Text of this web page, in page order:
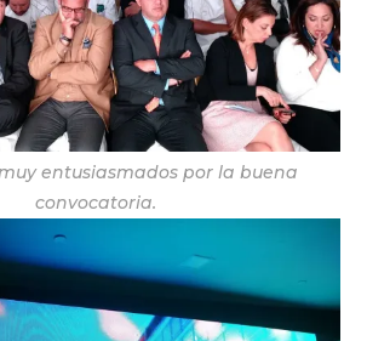
entusiasmados por la buena
convocatoria.